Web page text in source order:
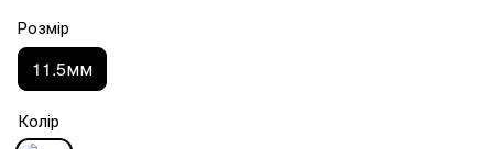
Розмір
11.5мм
Колір